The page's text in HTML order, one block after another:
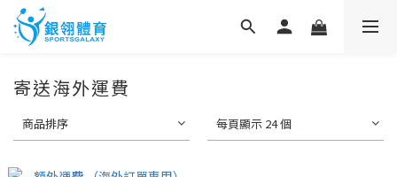
寄送海外運費
商品排序 每頁顯示 24 個